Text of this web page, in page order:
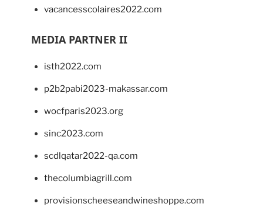
vacancesscolaires2022.com
MEDIA PARTNER II
isth2022.com
p2b2pabi2023-makassar.com
wocfparis2023.org
sinc2023.com
scdlqatar2022-qa.com
thecolumbiagrill.com
provisionscheeseandwineshoppe.com